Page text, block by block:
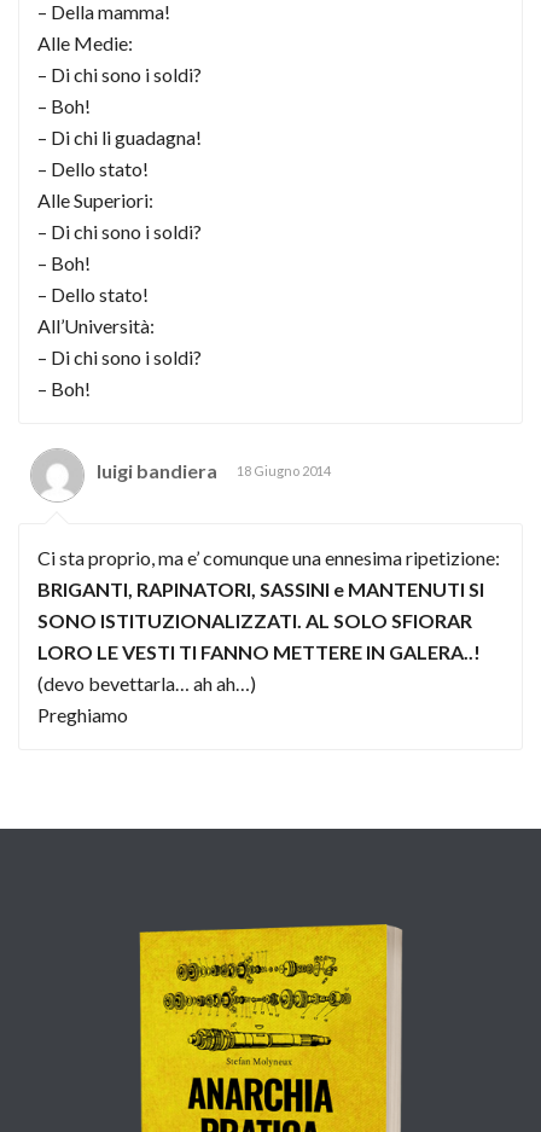
– Della mamma!
Alle Medie:
– Di chi sono i soldi?
– Boh!
– Di chi li guadagna!
– Dello stato!
Alle Superiori:
– Di chi sono i soldi?
– Boh!
– Dello stato!
All’Università:
– Di chi sono i soldi?
– Boh!
luigi bandiera 18 Giugno 2014
Ci sta proprio, ma e’ comunque una ennesima ripetizione:
BRIGANTI, RAPINATORI, SASSINI e MANTENUTI SI
SONO ISTITUZIONALIZZATI. AL SOLO SFIORAR
LORO LE VESTI TI FANNO METTERE IN GALERA..!
(devo bevettarla… ah ah…)
Preghiamo